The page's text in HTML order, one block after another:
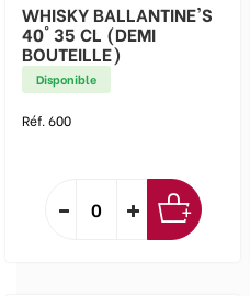
WHISKY BALLANTINE'S
40° 35 CL (DEMI
BOUTEILLE)
Disponible
Réf. 600